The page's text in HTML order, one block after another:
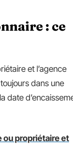
: ce
et l’agence
dans une
date
ou propriétaire et